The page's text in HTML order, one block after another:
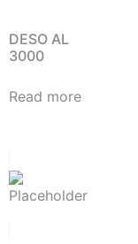
DESO AL
3000
Read more